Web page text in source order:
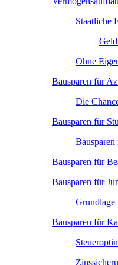
Staatliche
Ohne
Bausparen für
Die
Bausparen für
Bausparen für
Bausparen für
Grundlage
Bausparen für